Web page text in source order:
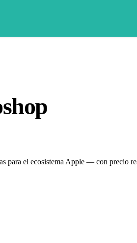
para el ecosistema Apple — con precio